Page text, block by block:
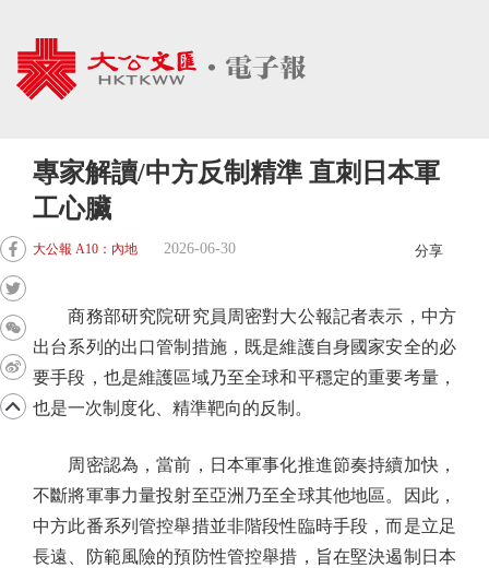
專家解讀/中方反制精準 直刺日本軍
工心臟
大公報 A10：內地 2026-06-30 分享
商務部研究院研究員周密對大公報記者表示，中方
出台系列的出口管制措施，既是維護自身國家安全的必
要手段，也是維護區域乃至全球和平穩定的重要考量，
也是一次制度化、精準靶向的反制。
周密認為，當前，日本軍事化推進節奏持續加快，
不斷將軍事力量投射至亞洲乃至全球其他地區。因此，
中方此番系列管控舉措並非階段性臨時手段，而是立足
長遠、防範風險的預防性管控舉措，旨在堅決遏制日本